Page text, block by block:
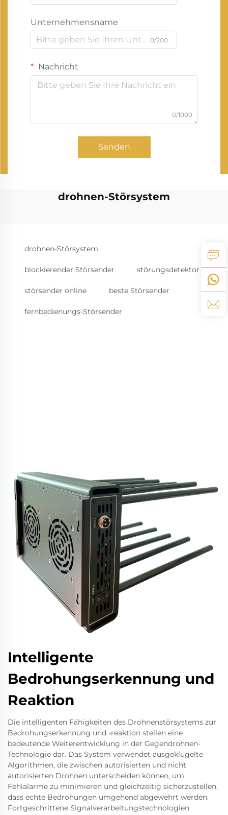
Unternehmensname
0/200
Nachricht
0/1000
Senden
drohnen-Störsystem
drohnen-Störsystem
blockierender Störsender störungsdetektor
störsender online beste Störsender
fernbedienungs-Störsender
Intelligente
Bedrohungserkennung und
Reaktion
Die intelligenten Fähigkeiten des Drohnenstörsystems zur
Bedrohungserkennung und -reaktion stellen eine
bedeutende Weiterentwicklung in der Gegendrohnen-
Technologie dar. Das System verwendet ausgeklügelte
Algorithmen, die zwischen autorisierten und nicht
autorisierten Drohnen unterscheiden können, um
Fehlalarme zu minimieren und gleichzeitig sicherzustellen,
dass echte Bedrohungen umgehend abgewehrt werden.
Fortgeschrittene Signalverarbeitungstechnologien